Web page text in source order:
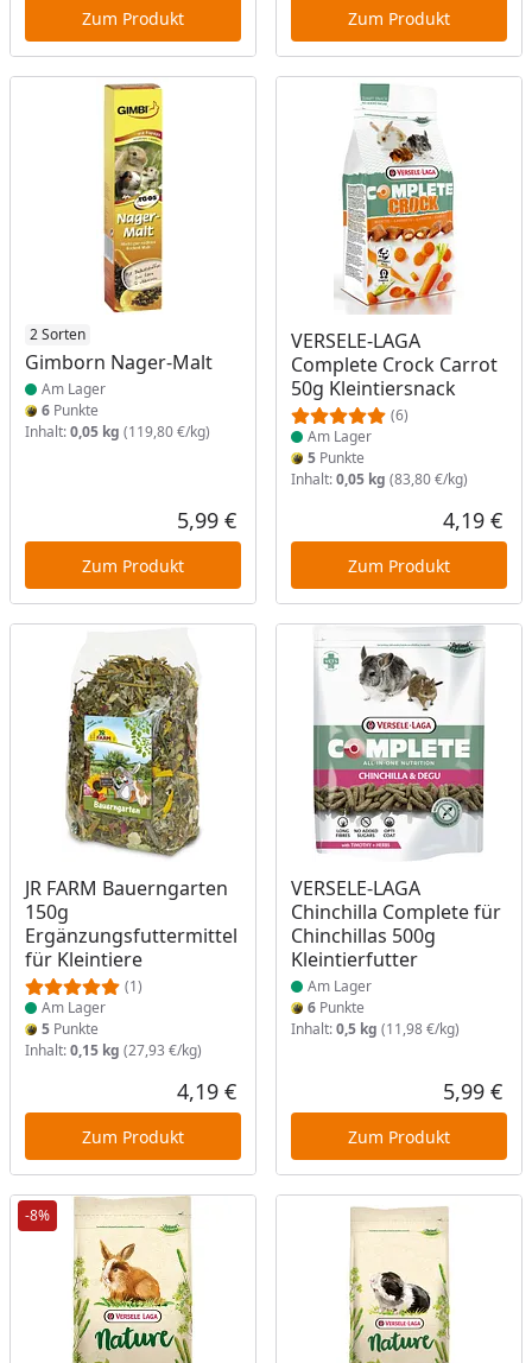
Zum Produkt Zum Produkt
2 Sorten
Gimborn Nager-Malt
Produkt am Lager
Am Lager
6 Punkte
Inhalt:0,05 kg (119,80 €/kg)
Aktueller Preis
5,99 €
Zum Produkt
VERSELE-LAGA
Complete Crock Carrot
50g Kleintiersnack
(6)
Produkt am Lager
Am Lager
5Punkte
Inhalt:0,05 kg (83,80 €/kg)
4,19 €
Zum Produkt
JR FARM Bauerngarten
150g
Ergänzungsfuttermittel
für Kleintiere
(1)
Produkt am Lager
Am Lager
5 Punkte
Inhalt:0,15 kg (27,93 €/kg)
Aktueller Preis
4,19 €
Zum Produkt
VERSELE-LAGA
Chinchilla Complete für
Chinchillas 500g
Kleintierfutter
Produkt am Lager
Am Lager
6Punkte
Inhalt:0,5 kg (11,98 €/kg)
5,99 €
Zum Produkt
-8%